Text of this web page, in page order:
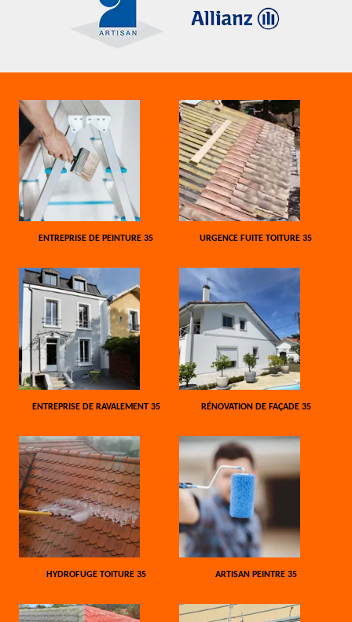
ENTREPRISE DE PEINTURE 35 URGENCE FUITE TOITURE 35
ENTREPRISE DE RAVALEMENT 35 RÉNOVATION DE FAÇADE 35
HYDROFUGE TOITURE 35 ARTISAN PEINTRE 35